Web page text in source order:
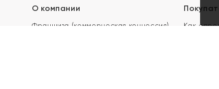
О компании
Франшиза (коммерческая концессия)
Как